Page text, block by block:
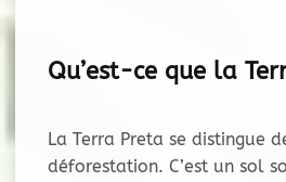
Qu’est-ce que la
La Terra Preta se distingue
déforestation. C’est un sol